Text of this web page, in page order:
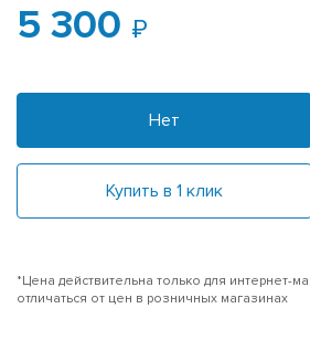
5 300
Нет
Купить в 1 клик
*Цена действительна только для интернет-
отличаться от цен в розничных магазинах